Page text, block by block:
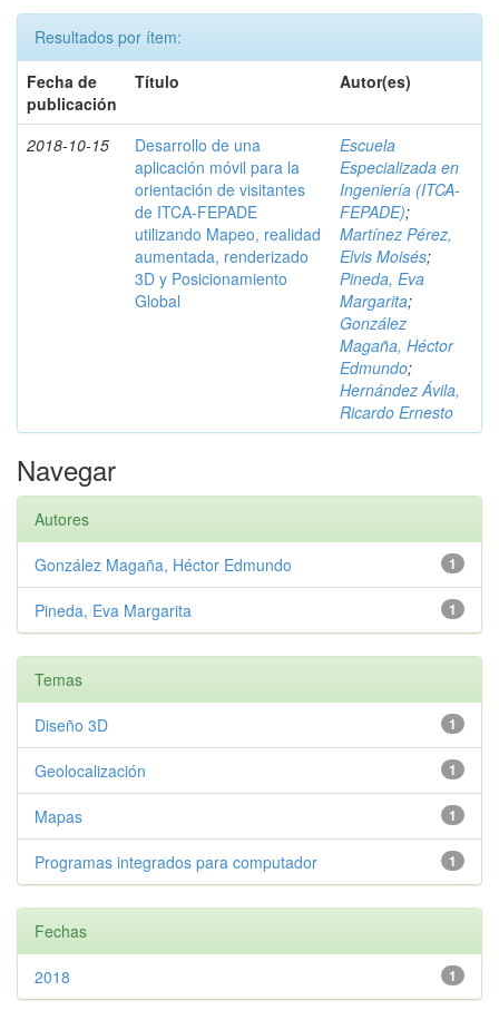
Resultados por ítem:
Fecha de
publicación
Título Autor(es)
2018-10-15
Desarrollo de una
aplicación móvil para la
orientación de visitantes
de ITCA-FEPADE
utilizando Mapeo, realidad
aumentada, renderizado
3D y Posicionamiento
Global
Escuela
Especializada en
Ingeniería (ITCA-
FEPADE);
Martínez Pérez,
Elvis Moisés;
Pineda, Eva
Margarita;
González
Magaña, Héctor
Edmundo;
Hernández Ávila,
Ricardo Ernesto
Navegar
Autores
1
González Magaña, Héctor Edmundo
1
Pineda, Eva Margarita
Temas
1
Diseño 3D
1
Geolocalización
1
Mapas
1
Programas integrados para computador
Fechas
1
2018